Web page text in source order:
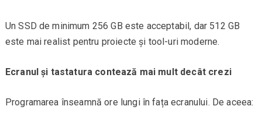
Un SSD de minimum 256 GB este acceptabil, dar 512 GB
este mai realist pentru proiecte și tool-uri moderne.
Ecranul și tastatura contează mai mult decât crezi
Programarea înseamnă ore lungi în fața ecranului. De aceea: